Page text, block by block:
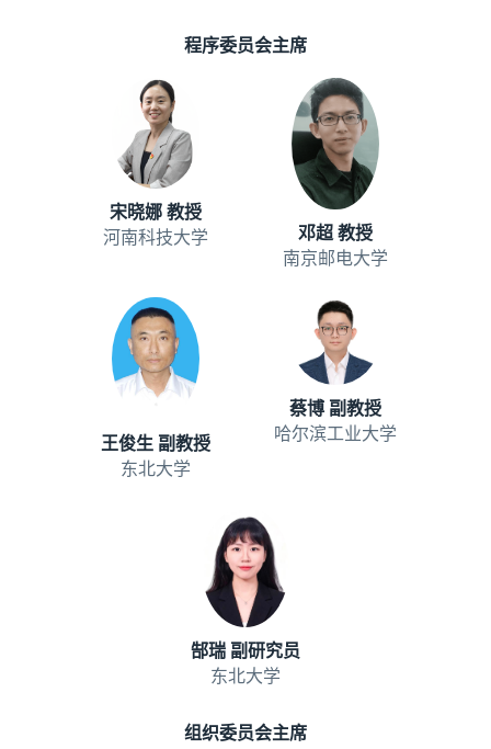
程序委员会主席
宋晓娜 教授
河南科技大学
邓超 教授
南京邮电大学
王俊生 副教授
东北大学
蔡博 副教授
哈尔滨工业大学
郜瑞 副研究员
东北大学
组织委员会主席